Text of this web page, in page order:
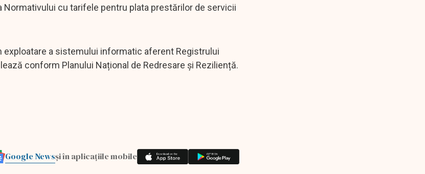
cu tarifele pentru plata prestărilor de servicii
exploatare a sistemului informatic aferent Registrului
conform Planului Național de Redresare și Reziliență.
Google Newsși în aplicațiile mobile